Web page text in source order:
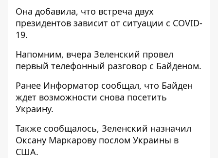
Она добавила, что встреча двух
президентов зависит от ситуации с COVID-
19.
Напомним, вчера Зеленский провел
первый телефонный разговор с Байденом.
Ранее Информатор сообщал, что Байден
ждет возможности снова посетить
Украину.
Также сообщалось, Зеленский назначил
Оксану Маркарову послом Украины в
США.